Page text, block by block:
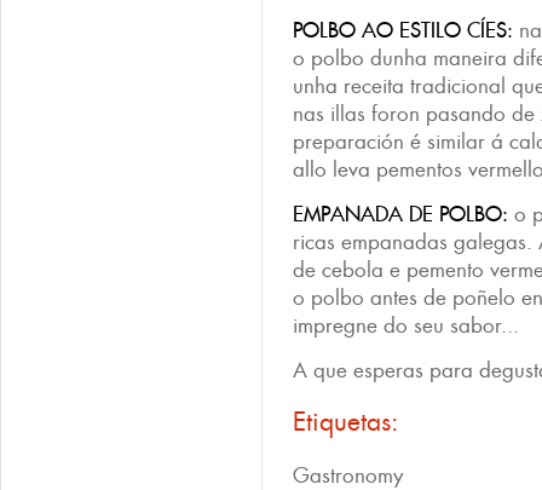
POLBO AO ESTILO CÍES:
o polbo dunha maneira
unha receita tradicional
nas illas foron pasando
preparación é similar á
allo leva pementos
EMPANADA DE POLBO: o
ricas empanadas
de cebola e pemento
o polbo antes de poñelo
impregne do seu sabor...
A que esperas para
Etiquetas:
Gastronomy